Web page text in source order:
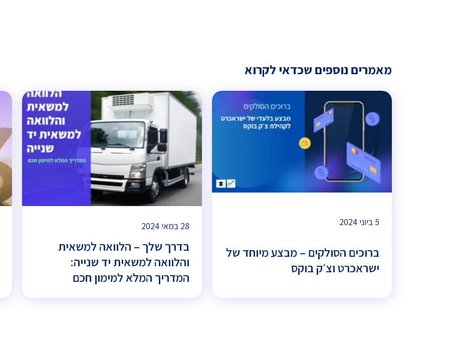
מאמרים נוספים שכדאי לקרוא
ברוכים הסולקים – מבצע מיוחד של
ישראכרט וצ׳ק בוקס
5 ביוני 2024
בדרך שלך – הלוואה למשאית
והלוואה למשאית יד שנייה:
המדריך המלא למימון חכם
28 במאי 2024